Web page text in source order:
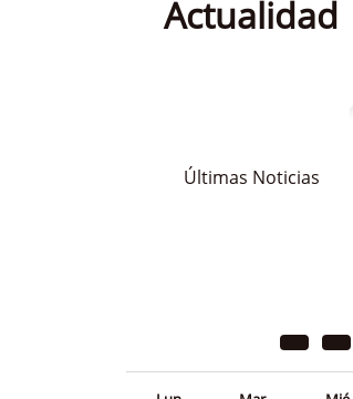
Actualidad
Últimas Noticias